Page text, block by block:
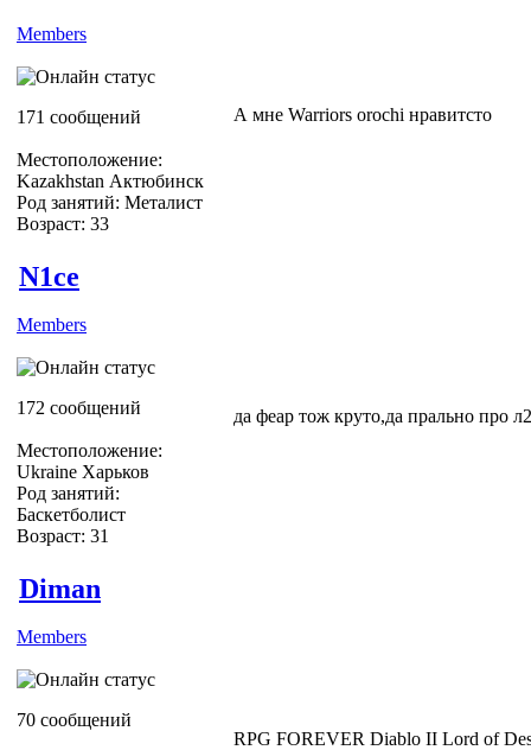
Members
171 сообщений
Местоположение:
Kazakhstan Актюбинск
Род занятий: Металист
Возраст: 33
А мне Warriors orochi нравитсто
N1ce
Members
172 сообщений
Местоположение:
Ukraine Харьков
Род занятий:
Баскетболист
Возраст: 31
да феар тож круто,да прально про
Diman
Members
70 сообщений
RPG FOREVER Diablo II Lord of